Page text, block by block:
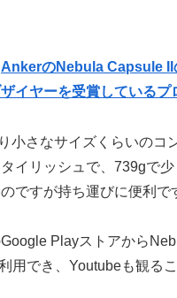
AnkerのNebula Capsule II
ザイヤーを受賞しているプ
小さなサイズくらいのコ
イリッシュで、739gで
ですが持ち運びに便利で
Playストアから
用でき、Youtubeも観る